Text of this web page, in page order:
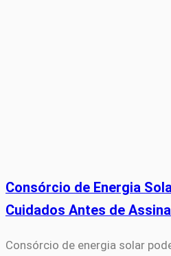
Consórcio de Energia
Cuidados Antes de
Consórcio de energia solar